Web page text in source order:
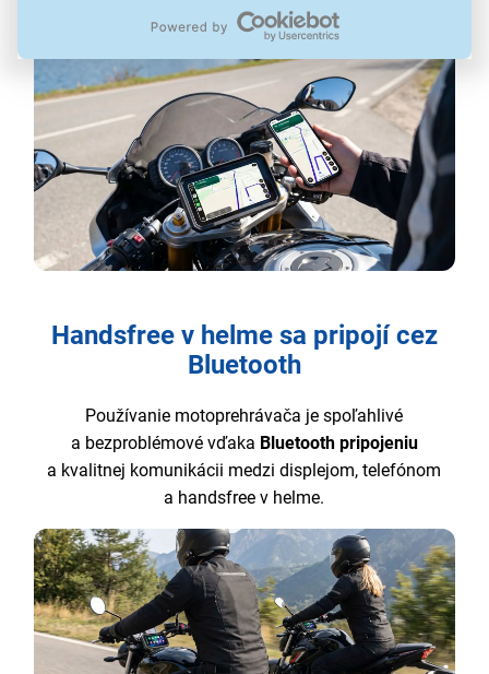
Handsfree v helme sa pripojí cez
Bluetooth
Používanie motoprehrávača je spoľahlivé
a bezproblémové vďaka Bluetooth pripojeniu
a kvalitnej komunikácii medzi displejom, telefónom
a handsfree v helme.